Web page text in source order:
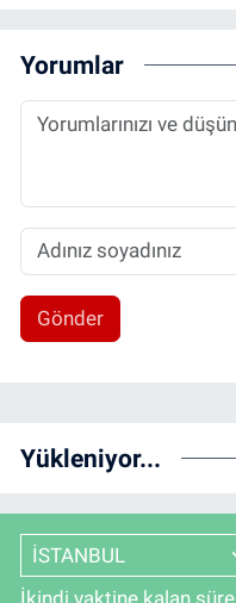
Yorumlar
Gönder
Yükleniyor...
İSTANBUL